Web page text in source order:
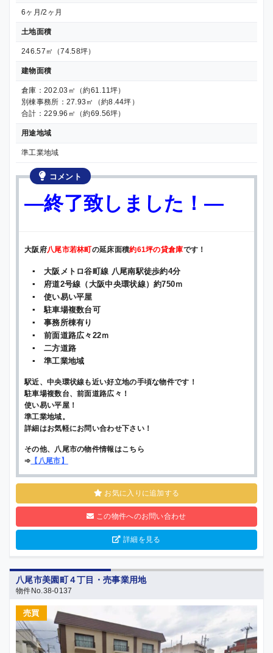
6ヶ月/2ヶ月
土地面積
246.57㎡（74.58坪）
建物面積
倉庫：202.03㎡（約61.11坪）
別棟事務所：27.93㎡（約8.44坪）
合計：229.96㎡（約69.56坪）
用途地域
準工業地域
コメント
—終了致しました！—
大阪府八尾市若林町の延床面積約61坪の貸倉庫です！
▪ 大阪メトロ谷町線 八尾南駅徒歩約4分
▪ 府道2号線（大阪中央環状線）約750ｍ
▪ 使い易い平屋
▪ 駐車場複数台可
▪ 事務所棟有り
▪ 前面道路広々22ｍ
▪ 二方道路
▪ 準工業地域
駅近、中央環状線も近い好立地の手頃な物件です！
駐車場複数台、前面道路広々！
使い易い平屋！
準工業地域。
詳細はお気軽にお問い合わせ下さい！
その他、八尾市の物件情報はこちら
➾ 【 八尾市 】
お気に入りに追加する
この物件へのお問い合わせ
詳細を見る
八尾市美園町４丁目・売事業用地
物件No.38-0137
売買